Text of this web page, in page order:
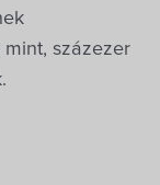
százezer